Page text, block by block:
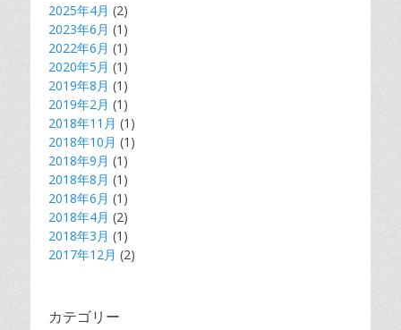
2025年4月 (2)
2023年6月 (1)
2022年6月 (1)
2020年5月 (1)
2019年8月 (1)
2019年2月 (1)
2018年11月 (1)
2018年10月 (1)
2018年9月 (1)
2018年8月 (1)
2018年6月 (1)
2018年4月 (2)
2018年3月 (1)
2017年12月 (2)
カテゴリー